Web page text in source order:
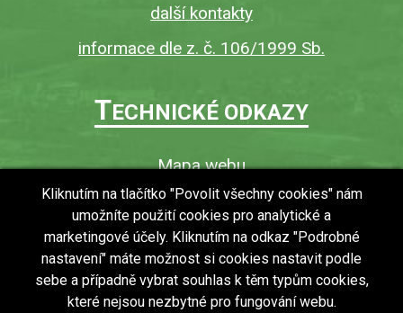
další kontakty
informace dle z. č. 106/1999 Sb.
TECHNICKÉ ODKAZY
Mapa webu
O webu
Povinně zveřejňované informace
Ochrana osobních údajů (GDPR)
Vyhledávání
RSS
Kliknutím na tlačítko "Povolit všechny cookies" nám
umožníte použití cookies pro analytické a
marketingové účely. Kliknutím na odkaz "Podrobné
nastavení" máte možnost si cookies nastavit podle
sebe a případně vybrat souhlas k těm typům cookies,
které nejsou nezbytné pro fungování webu.